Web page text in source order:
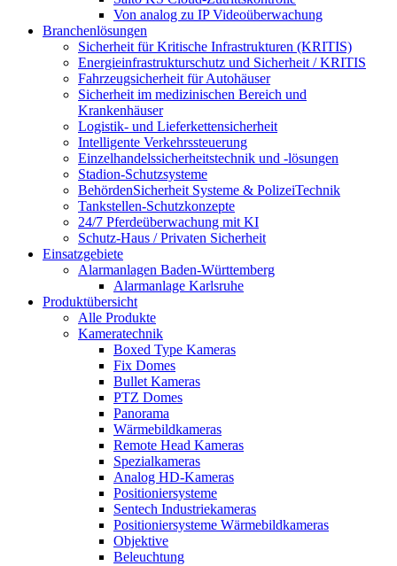
Von analog zu IP Videoüberwachung
Branchenlösungen
Sicherheit für Kritische Infrastrukturen (KRITIS)
Energieinfrastrukturschutz und Sicherheit / KRITIS
Fahrzeugsicherheit für Autohäuser
Sicherheit im medizinischen Bereich und
Krankenhäuser
Logistik- und Lieferkettensicherheit
Intelligente Verkehrssteuerung
Einzelhandelssicherheitstechnik und -lösungen
Stadion-Schutzsysteme
BehördenSicherheit Systeme & PolizeiTechnik
Tankstellen-Schutzkonzepte​
24/7 Pferdeüberwachung mit KI
Schutz-Haus / Privaten Sicherheit
Einsatzgebiete
Alarmanlagen Baden-Württemberg
Alarmanlage Karlsruhe
Produktübersicht
Alle Produkte
Kameratechnik
Boxed Type Kameras
Fix Domes
Bullet Kameras
PTZ Domes
Panorama
Wärmebildkameras
Remote Head Kameras
Spezialkameras
Analog HD-Kameras
Positioniersysteme
Sentech Industriekameras
Positioniersysteme Wärmebildkameras
Objektive
Beleuchtung